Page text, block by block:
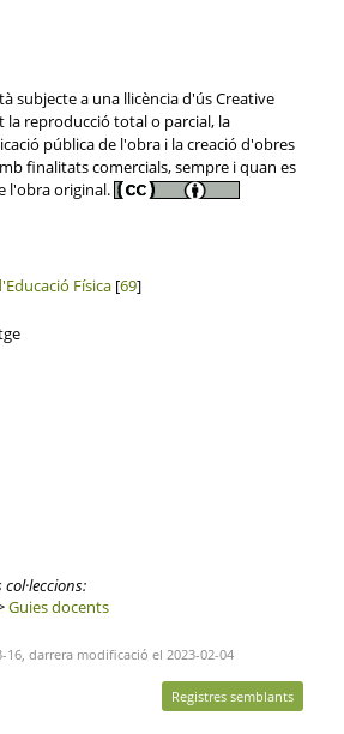
subjecte a una llicència d'ús Creative
la reproducció total o parcial, la
pública de l'obra i la creació d'obres
finalitats comercials, sempre i quan es
l'obra original.
Física[69]
Guies docents
16, darrera modificació el 2023-02-04
Registres semblants